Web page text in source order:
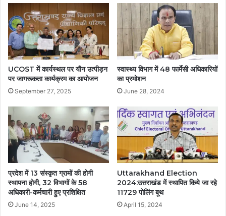
UCOST में कार्यस्थल पर यौन उत्पीड़न
पर जागरूकता कार्यक्रम का आयोजन
September 27, 2025
स्वास्थ्य विभाग में 48 फार्मेसी अधिकारियों
का प्रमोशन
June 28, 2024
प्रदेश में 13 संस्कृत ग्रामों की होगी
स्थापना होगी, 32 विभागों के 58
अधिकारी-कर्मचारी हुए प्रशिक्षित
June 14, 2025
Uttarakhand Election
2024:उत्तराखंड में स्थापित किये जा रहे
11729 पोलिंग बूथ
April 15, 2024